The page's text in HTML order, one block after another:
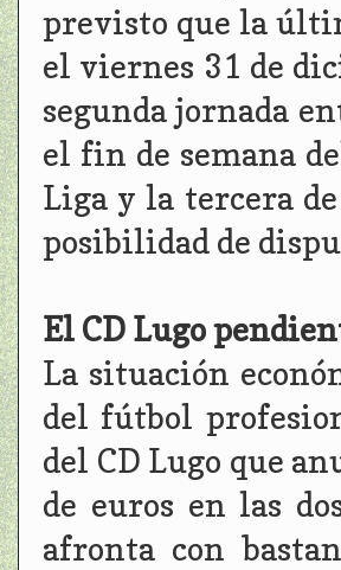
previsto que la
el viernes 31 de
segunda jornada
el fin de semana
Liga y la tercera
posibilidad de
El CD Lugo
La situación
del fútbol
del CD Lugo que
de euros en las
afronta con